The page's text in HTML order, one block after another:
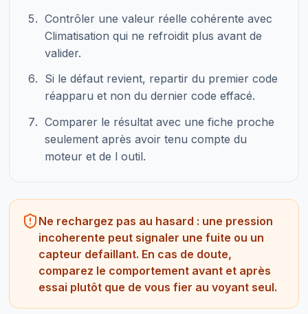
Contrôler une valeur réelle cohérente avec
Climatisation qui ne refroidit plus avant de
valider.
Si le défaut revient, repartir du premier code
réapparu et non du dernier code effacé.
Comparer le résultat avec une fiche proche
seulement après avoir tenu compte du
moteur et de l outil.
Ne rechargez pas au hasard : une pression
incoherente peut signaler une fuite ou un
capteur defaillant. En cas de doute,
comparez le comportement avant et après
essai plutôt que de vous fier au voyant seul.